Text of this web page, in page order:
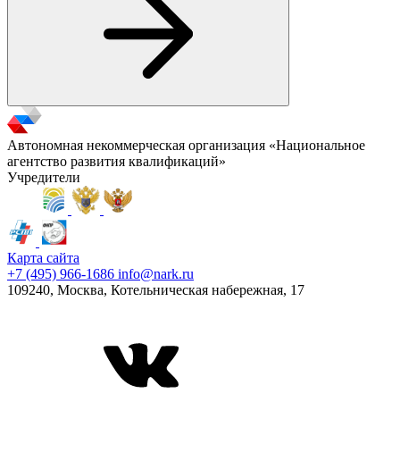
Автономная некоммерческая организация «Национальное
агентство развития квалификаций»
Учредители
Карта сайта
+7 (495) 966-1686 info@nark.ru
109240, Москва, Котельническая набережная, 17